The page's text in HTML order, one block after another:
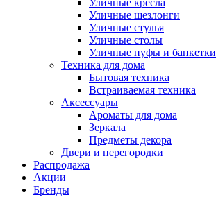
Уличные кресла
Уличные шезлонги
Уличные стулья
Уличные столы
Уличные пуфы и банкетки
Техника для дома
Бытовая техника
Встраиваемая техника
Аксессуары
Ароматы для дома
Зеркала
Предметы декора
Двери и перегородки
Распродажа
Акции
Бренды